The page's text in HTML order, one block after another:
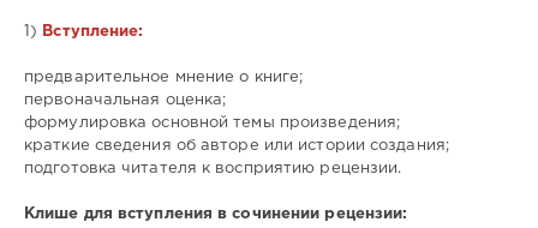
1) Вступление:
предварительное мнение о книге;
первоначальная оценка;
формулировка основной темы произведения;
краткие сведения об авторе или истории создания;
подготовка читателя к восприятию рецензии.
Клише для вступления в сочинении рецензии: